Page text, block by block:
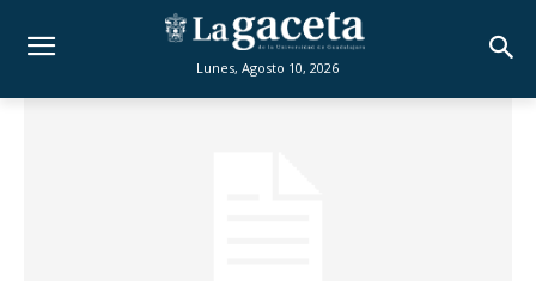
Lunes, Agosto 10, 2026